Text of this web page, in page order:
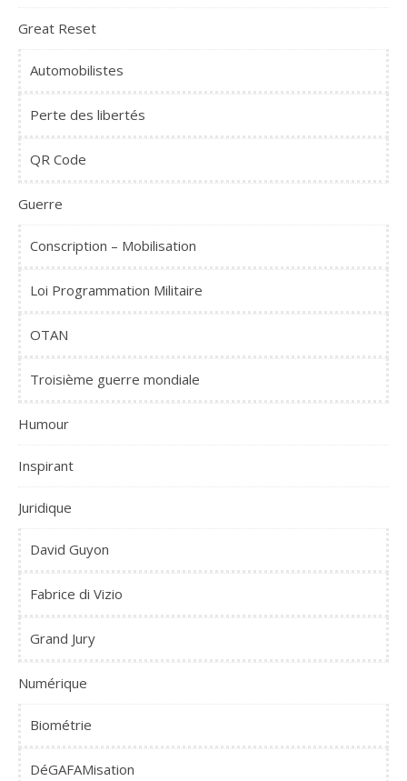
Great Reset
Automobilistes
Perte des libertés
QR Code
Guerre
Conscription – Mobilisation
Loi Programmation Militaire
OTAN
Troisième guerre mondiale
Humour
Inspirant
Juridique
David Guyon
Fabrice di Vizio
Grand Jury
Numérique
Biométrie
DéGAFAMisation